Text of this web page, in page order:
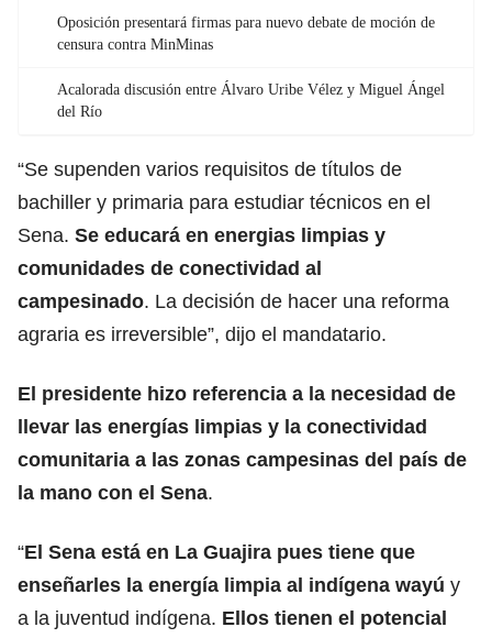
Oposición presentará firmas para nuevo debate de moción de
censura contra MinMinas
Acalorada discusión entre Álvaro Uribe Vélez y Miguel Ángel
del Río
“Se supenden varios requisitos de títulos de
bachiller y primaria para estudiar técnicos en el
Sena. Se educará en energias limpias y
comunidades de conectividad al
campesinado. La decisión de hacer una reforma
agraria es irreversible”, dijo el mandatario.
El presidente hizo referencia a la necesidad de
llevar las energías limpias y la conectividad
comunitaria a las zonas campesinas del país de
la mano con el Sena.
“El Sena está en La Guajira pues tiene que
enseñarles la energía limpia al indígena wayú y
a la juventud indígena. Ellos tienen el potencial